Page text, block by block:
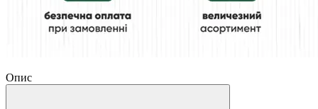
Опис